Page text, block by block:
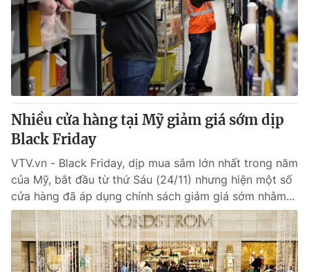
Nhiều cửa hàng tại Mỹ giảm giá sớm dịp
Black Friday
VTV.vn - Black Friday, dịp mua sắm lớn nhất trong năm
của Mỹ, bắt đầu từ thứ Sáu (24/11) nhưng hiện một số
cửa hàng đã áp dụng chính sách giảm giá sớm nhằm...